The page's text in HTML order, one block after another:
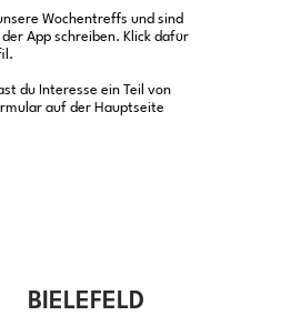
Wochentreffs und sind
App schreiben. Klick dafür
du Interesse ein Teil von
auf der Hauptseite
BIELEFELD